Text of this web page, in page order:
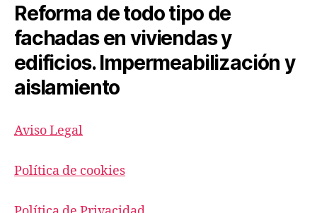
Reforma de todo tipo de
fachadas en viviendas y
edificios. Impermeabilización y
aislamiento
Aviso Legal
Política de cookies